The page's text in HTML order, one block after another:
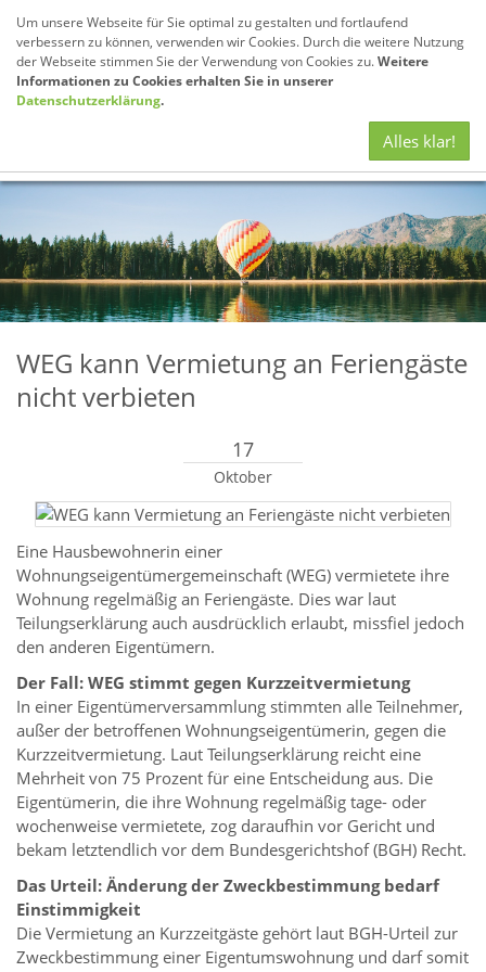
WEG kann Vermietung an Feriengäste
nicht verbieten
17
Oktober
Eine Hausbewohnerin einer
Wohnungseigentümergemeinschaft (WEG) vermietete ihre
Wohnung regelmäßig an Feriengäste. Dies war laut
Teilungserklärung auch ausdrücklich erlaubt, missfiel jedoch
den anderen Eigentümern.
Der Fall: WEG stimmt gegen Kurzzeitvermietung
In einer Eigentümerversammlung stimmten alle Teilnehmer,
außer der betroffenen Wohnungseigentümerin, gegen die
Kurzzeitvermietung. Laut Teilungserklärung reicht eine
Mehrheit von 75 Prozent für eine Entscheidung aus. Die
Eigentümerin, die ihre Wohnung regelmäßig tage- oder
wochenweise vermietete, zog daraufhin vor Gericht und
bekam letztendlich vor dem Bundesgerichtshof (BGH) Recht.
Das Urteil: Änderung der Zweckbestimmung bedarf
Einstimmigkeit
Die Vermietung an Kurzzeitgäste gehört laut BGH-Urteil zur
Zweckbestimmung einer Eigentumswohnung und darf somit
Um unsere Webseite für Sie optimal zu gestalten und fortlaufend
verbessern zu können, verwenden wir Cookies. Durch die weitere Nutzung
der Webseite stimmen Sie der Verwendung von Cookies zu.Weitere
Informationen zu Cookies erhalten Sie in unserer
Datenschutzerklärung.
Alles klar!